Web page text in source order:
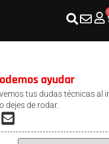
ayudar
tus dudas técnicas al
dejes de rodar.